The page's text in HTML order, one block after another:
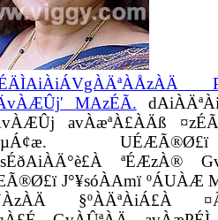
MAzÉÃ.
avÀæªÀ£ÀÄß
ªÉÆzÀ®
J°¥sóÀAmï ºÁUÀÆ
§ºÀÄªÀiÁ£À